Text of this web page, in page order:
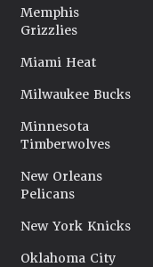
Memphis
Grizzlies
Miami Heat
Milwaukee Bucks
Minnesota
Timberwolves
New Orleans
Pelicans
New York Knicks
Oklahoma City